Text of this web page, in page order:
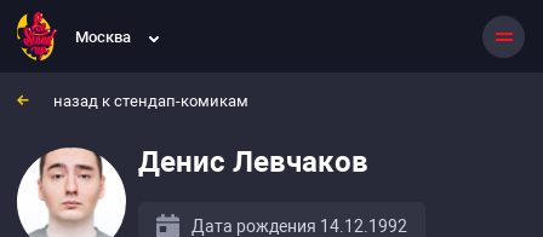
Москва
назад к стендап-комикам
Денис Левчаков
Дата рождения 14.12.1992